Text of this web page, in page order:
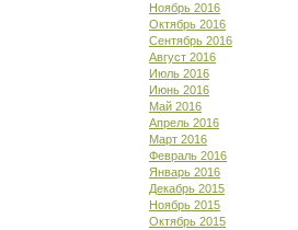
Ноябрь 2016
Октябрь 2016
Сентябрь 2016
Август 2016
Июль 2016
Июнь 2016
Май 2016
Апрель 2016
Март 2016
Февраль 2016
Январь 2016
Декабрь 2015
Ноябрь 2015
Октябрь 2015